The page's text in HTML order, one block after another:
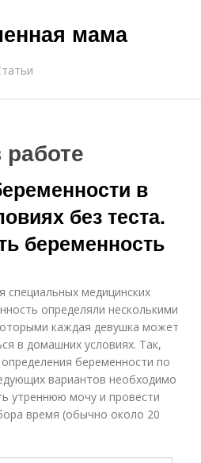
мама
в
без теста.
беременность
медицинских
определяли несколькими
каждая девушка может
в домашних условиях. Так,
беременности по
вариантов необходимо
утреннюю мочу и провести
время (обычно около 20